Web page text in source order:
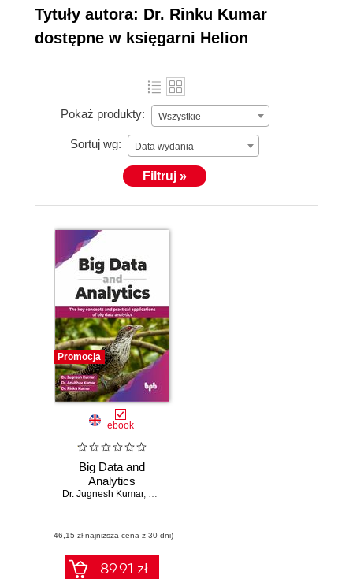
Tytuły autora: Dr. Rinku Kumar
dostępne w księgarni Helion
Pokaż produkty: Wszystkie
Sortuj wg: Data wydania
Filtruj »
Promocja
ebook
Big Data and
Analytics
Dr. Jugnesh Kumar, Dr. Anubhav Kumar
(46,15 zł najniższa cena z 30 dni)
89.91 zł